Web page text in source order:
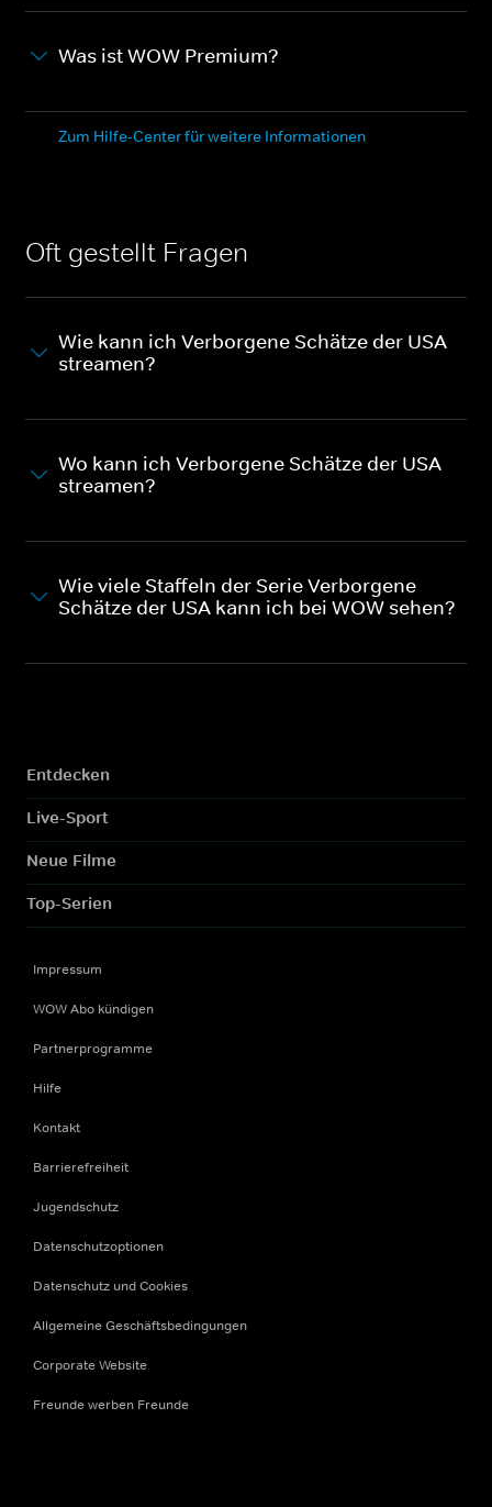
Was ist WOW Premium?
Zum Hilfe-Center für weitere Informationen
Oft gestellt Fragen
Wie kann ich Verborgene Schätze der USA
streamen?
Wo kann ich Verborgene Schätze der USA
streamen?
Wie viele Staffeln der Serie Verborgene
Schätze der USA kann ich bei WOW sehen?
Entdecken
Live-Sport
Neue Filme
Top-Serien
Impressum
WOW Abo kündigen
Partnerprogramme
Hilfe
Kontakt
Barrierefreiheit
Jugendschutz
Datenschutzoptionen
Datenschutz und Cookies
Allgemeine Geschäftsbedingungen
Corporate Website
Freunde werben Freunde